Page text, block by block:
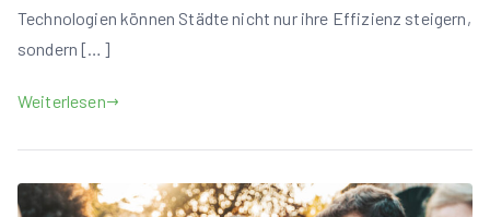
Technologien können Städte nicht nur ihre Effizienz steigern,
sondern […]
Weiterlesen